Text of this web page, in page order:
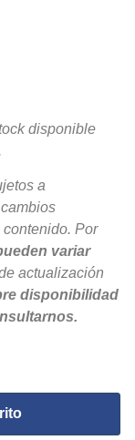
disponible
a
Por
variar
actualización
disponibilidad